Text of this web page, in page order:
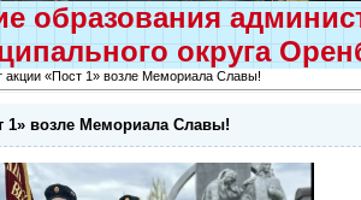
образования
округа
акции «Пост 1» возле Мемориала Славы!
1» возле Мемориала Славы!